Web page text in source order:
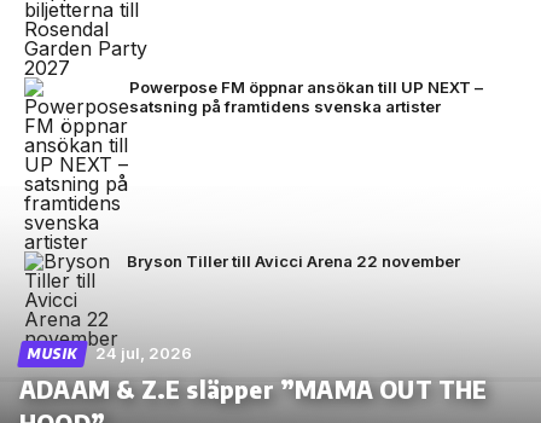
Powerpose FM öppnar ansökan till UP NEXT –
satsning på framtidens svenska artister
Bryson Tiller till Avicci Arena 22 november
MUSIK 24 jul, 2026
ADAAM & Z.E släpper ”MAMA OUT THE